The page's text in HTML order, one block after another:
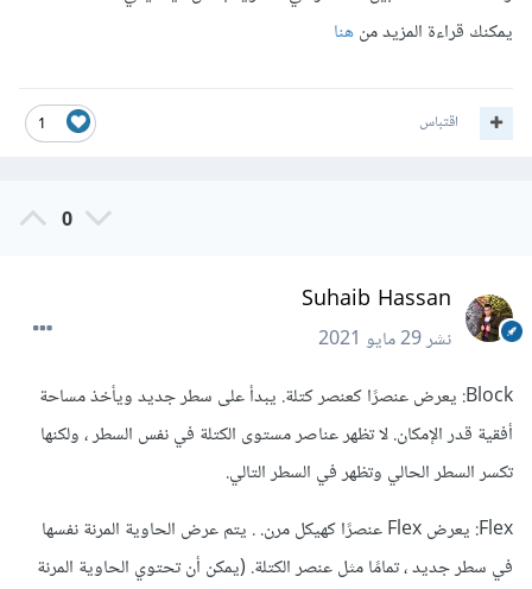
يمكنك قراءة المزيد منهنا
1 اقتباس
0
Suhaib Hassan
نشر29 مايو 2021
Block: يعرض عنصرًا كعنصر كتلة. يبدأ على سطر جديد ويأخذ مساحة
أفقية قدر الإمكان. لا تظهر عناصر مستوى الكتلة في نفس السطر ، ولكنها
تكسر السطر الحالي وتظهر في السطر التالي.
Flex: يعرض Flex عنصرًا كهيكل مرن. . يتم عرض الحاوية المرنة نفسها
في سطر جديد ، تمامًا مثل عنصر الكتلة. (يمكن أن تحتوي الحاوية المرنة